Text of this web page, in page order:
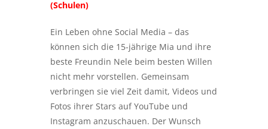
(Schulen)
Ein Leben ohne Social Media – das
können sich die 15-jährige Mia und ihre
beste Freundin Nele beim besten Willen
nicht mehr vorstellen. Gemeinsam
verbringen sie viel Zeit damit, Videos und
Fotos ihrer Stars auf YouTube und
Instagram anzuschauen. Der Wunsch